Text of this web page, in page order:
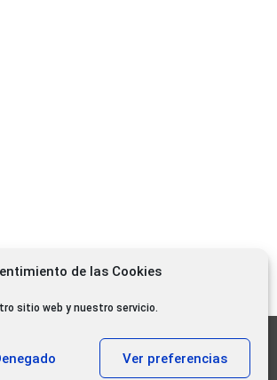
de las Cookies
sitio web y nuestro servicio.
Ver preferencias